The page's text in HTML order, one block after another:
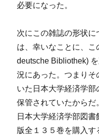
必要になった。
次にこの雑誌の形状
は、幸いなことに、
deutsche Bibliothek)
況にあった。つまりそ
いた日本大学経済学
保管されていたからだ
日本大学経済学部図
版全１３５巻を購入